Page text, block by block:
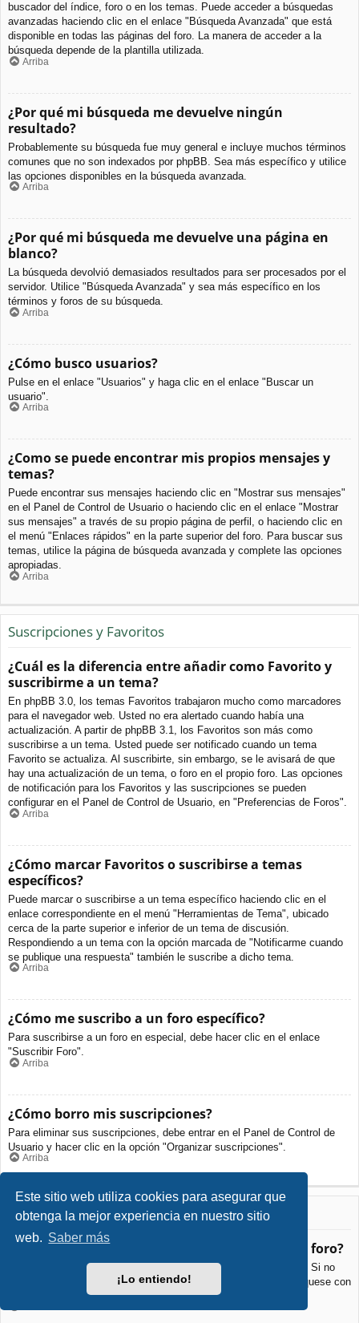
Este sitio web utiliza cookies para asegurar que
obtenga la mejor experiencia en nuestro sitio
web. Saber más
¡Lo entiendo!
buscador del índice, foro o en los temas. Puede acceder a búsquedas
avanzadas haciendo clic en el enlace "Búsqueda Avanzada" que está
disponible en todas las páginas del foro. La manera de acceder a la
búsqueda depende de la plantilla utilizada.
Arriba
¿Por qué mi búsqueda me devuelve ningún
resultado?
Probablemente su búsqueda fue muy general e incluye muchos términos
comunes que no son indexados por phpBB. Sea más específico y utilice
las opciones disponibles en la búsqueda avanzada.
Arriba
¿Por qué mi búsqueda me devuelve una página en
blanco?
La búsqueda devolvió demasiados resultados para ser procesados por el
servidor. Utilice "Búsqueda Avanzada" y sea más específico en los
términos y foros de su búsqueda.
Arriba
¿Cómo busco usuarios?
Pulse en el enlace "Usuarios" y haga clic en el enlace "Buscar un
usuario".
Arriba
¿Como se puede encontrar mis propios mensajes y
temas?
Puede encontrar sus mensajes haciendo clic en "Mostrar sus mensajes"
en el Panel de Control de Usuario o haciendo clic en el enlace "Mostrar
sus mensajes" a través de su propio página de perfil, o haciendo clic en
el menú "Enlaces rápidos" en la parte superior del foro. Para buscar sus
temas, utilice la página de búsqueda avanzada y complete las opciones
apropiadas.
Arriba
Suscripciones y Favoritos
¿Cuál es la diferencia entre añadir como Favorito y
suscribirme a un tema?
En phpBB 3.0, los temas Favoritos trabajaron mucho como marcadores
para el navegador web. Usted no era alertado cuando había una
actualización. A partir de phpBB 3.1, los Favoritos son más como
suscribirse a un tema. Usted puede ser notificado cuando un tema
Favorito se actualiza. Al suscribirte, sin embargo, se le avisará de que
hay una actualización de un tema, o foro en el propio foro. Las opciones
de notificación para los Favoritos y las suscripciones se pueden
configurar en el Panel de Control de Usuario, en "Preferencias de Foros".
Arriba
¿Cómo marcar Favoritos o suscribirse a temas
específicos?
Puede marcar o suscribirse a un tema específico haciendo clic en el
enlace correspondiente en el menú "Herramientas de Tema", ubicado
cerca de la parte superior e inferior de un tema de discusión.
Respondiendo a un tema con la opción marcada de "Notificarme cuando
se publique una respuesta" también le suscribe a dicho tema.
Arriba
¿Cómo me suscribo a un foro específico?
Para suscribirse a un foro en especial, debe hacer clic en el enlace
"Suscribir Foro".
Arriba
¿Cómo borro mis suscripciones?
Para eliminar sus suscripciones, debe entrar en el Panel de Control de
Usuario y hacer clic en la opción "Organizar suscripciones".
Arriba
Archivos Adjuntos
¿Qué archivos adjuntos son permitidos en este foro?
Cada foro puede permitir o no ciertos tipos de archivos adjuntos. Si no
está seguro de que tipos de archivos se pueden cargar, comuníquese con
La Administración para obtener más información.